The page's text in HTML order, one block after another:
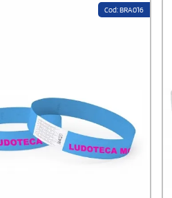
Cod: BRA016